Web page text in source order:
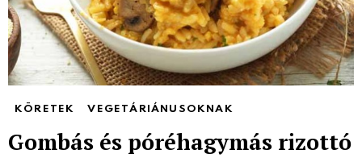
KÖRETEK VEGETÁRIÁNUSOKNAK
Gombás és póréhagymás rizottó